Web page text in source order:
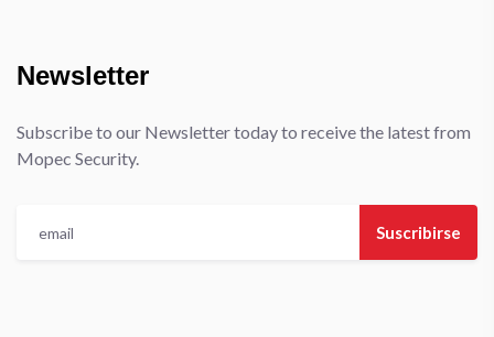
Newsletter
Subscribe to our Newsletter today to receive the latest from
Mopec Security.
Suscribirse